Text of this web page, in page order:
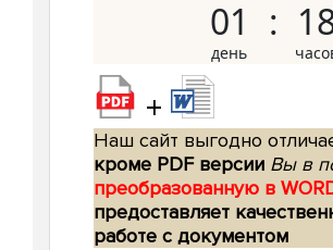
01
+
Наш сайт выгодно
кроме PDF версии Вы в
преобразованную в
предоставляет
работе с документом